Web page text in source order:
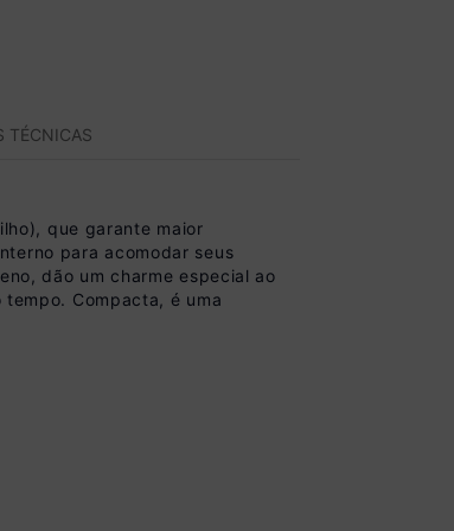
TÉCNICAS
que garante maior
para acomodar seus
dão um charme especial ao
Compacta, é uma